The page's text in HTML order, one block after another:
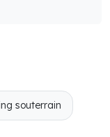
souterrain